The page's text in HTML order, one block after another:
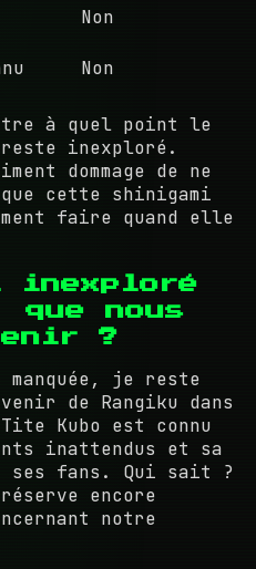
Non
Non
à quel point le
inexploré.
dommage de ne
cette shinigami
faire quand elle
inexploré
que nous
?
manquée, je reste
de Rangiku dans
Kubo est connu
inattendus et sa
ses fans. Qui sait ?
encore
notre